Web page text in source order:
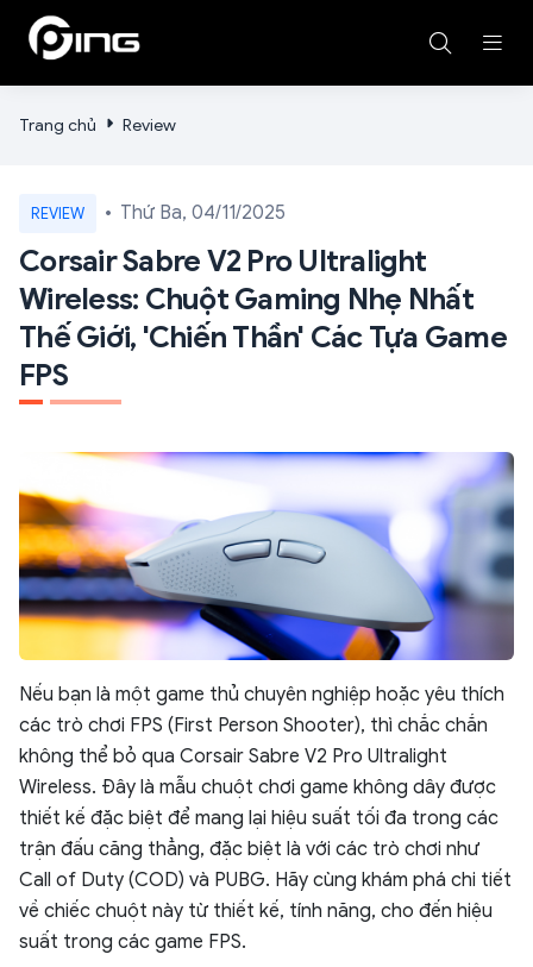
Trang chủ Review
REVIEW Thứ Ba, 04/11/2025
Corsair Sabre V2 Pro Ultralight
Wireless: Chuột Gaming Nhẹ Nhất
Thế Giới, 'Chiến Thần' Các Tựa Game
FPS
Nếu bạn là một game thủ chuyên nghiệp hoặc yêu thích
các trò chơi FPS (First Person Shooter), thì chắc chắn
không thể bỏ qua Corsair Sabre V2 Pro Ultralight
Wireless. Đây là mẫu chuột chơi game không dây được
thiết kế đặc biệt để mang lại hiệu suất tối đa trong các
trận đấu căng thẳng, đặc biệt là với các trò chơi như
Call of Duty (COD) và PUBG. Hãy cùng khám phá chi tiết
về chiếc chuột này từ thiết kế, tính năng, cho đến hiệu
suất trong các game FPS.